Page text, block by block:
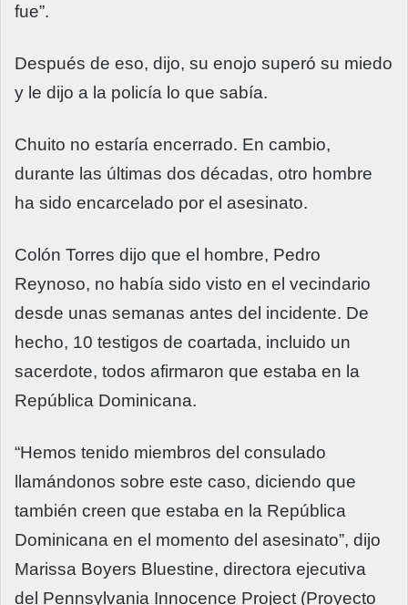
fue”.
Después de eso, dijo, su enojo superó su miedo
y le dijo a la policía lo que sabía.
Chuito no estaría encerrado. En cambio,
durante las últimas dos décadas, otro hombre
ha sido encarcelado por el asesinato.
Colón Torres dijo que el hombre, Pedro
Reynoso, no había sido visto en el vecindario
desde unas semanas antes del incidente. De
hecho, 10 testigos de coartada, incluido un
sacerdote, todos afirmaron que estaba en la
República Dominicana.
“Hemos tenido miembros del consulado
llamándonos sobre este caso, diciendo que
también creen que estaba en la República
Dominicana en el momento del asesinato”, dijo
Marissa Boyers Bluestine, directora ejecutiva
del Pennsylvania Innocence Project (Proyecto